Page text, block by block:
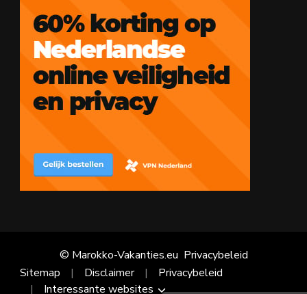
© Marokko-Vakanties.eu Privacybeleid
Sitemap
Disclaimer
Privacybeleid
Interessante websites